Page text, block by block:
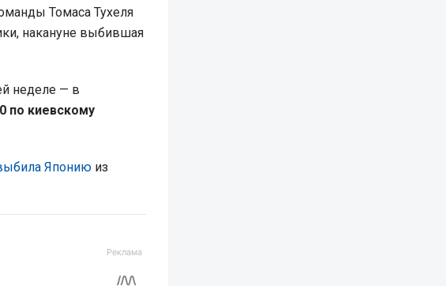
Томаса Тухеля
накануне выбившая
неделе — в
по киевскому
Японию из